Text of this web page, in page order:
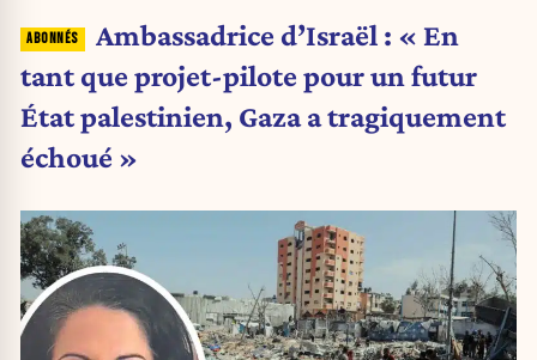
échoué »
Ambassadrice d’Israël : « En
tant que projet-pilote pour un futur
État palestinien, Gaza a tragiquement
échoué »